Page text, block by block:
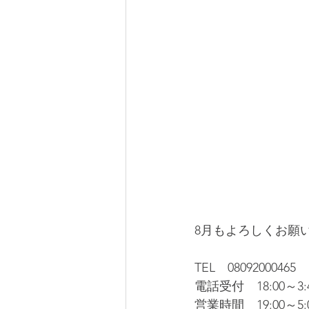
8月もよろしくお願
TEL　08092000465
電話受付　18:00～
営業時間　19:00～